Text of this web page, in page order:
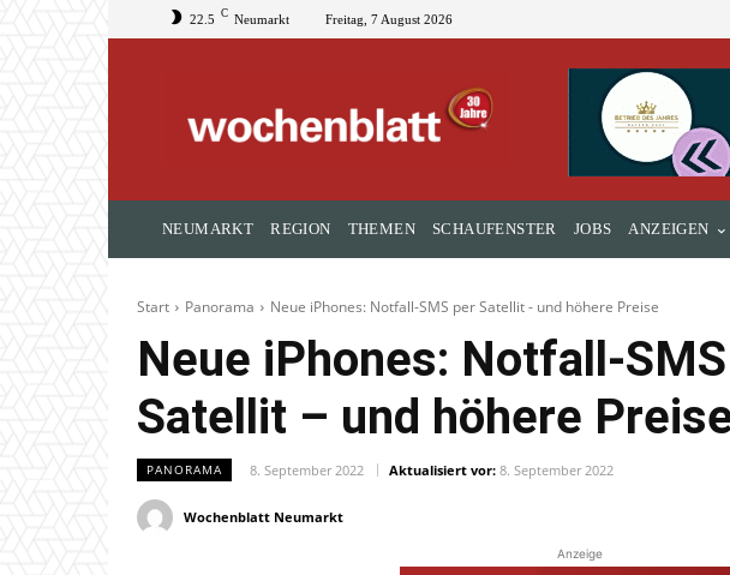
22.5 C Neumarkt Freitag, 7 August 2026
NEUMARKT REGION THEMEN SCHAUFENSTER JOBS ANZEIGEN
Start Panorama Neue iPhones: Notfall-SMS per Satellit - und höhere Preise
Neue iPhones: Notfall-
Satellit – und höhere
PANORAMA 8. September 2022 Aktualisiert vor: 8. September 2022
Wochenblatt Neumarkt
Anzeige